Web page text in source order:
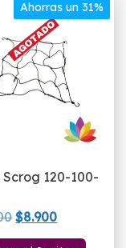
Ahorras un 31%
120-100-
El
precio
$8.900El
precio